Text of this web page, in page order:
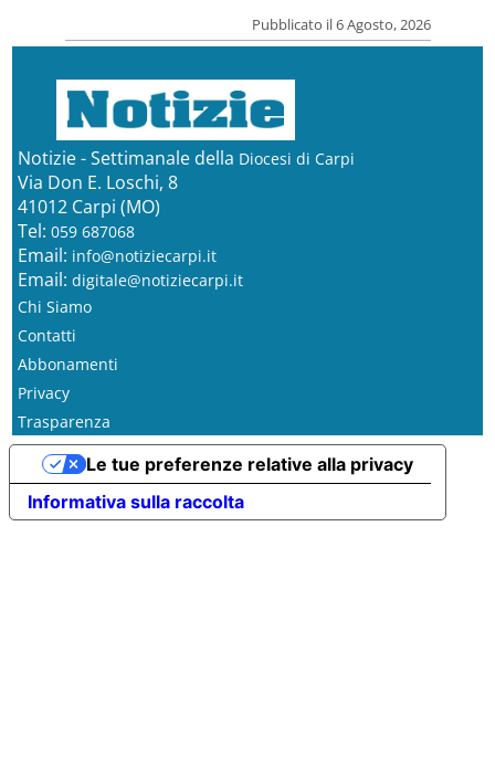
Pubblicato il 6 Agosto, 2026
Notizie - Settimanale della Diocesi di Carpi
Via Don E. Loschi, 8
41012 Carpi (MO)
Tel: 059 687068
Email: info@notiziecarpi.it
Email: digitale@notiziecarpi.it
Chi Siamo
Contatti
Abbonamenti
Privacy
Trasparenza
Informativa sulla raccolta
Le tue preferenze relative alla privacy